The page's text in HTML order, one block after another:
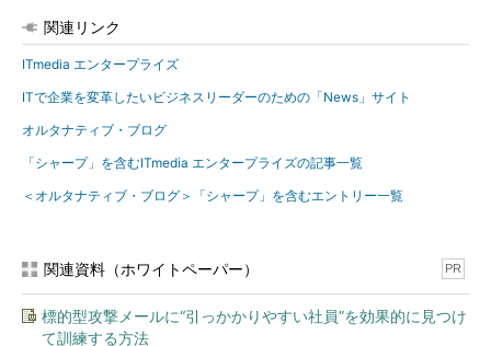
関連リンク
ITmedia エンタープライズ
ITで企業を変革したいビジネスリーダーのための「News」サイト
オルタナティブ・ブログ
「シャープ」を含むITmedia エンタープライズの記事一覧
＜オルタナティブ・ブログ＞「シャープ」を含むエントリー一覧
関連資料（ホワイトペーパー） PR
標的型攻撃メールに“引っかかりやすい社員”を効果的に見つけ
て訓練する方法